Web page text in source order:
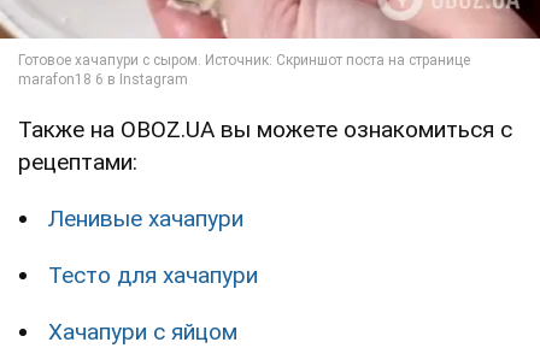
Также на OBOZ.UA вы можете ознакомиться с
рецептами:
Ленивые хачапури
Тесто для хачапури
Хачапури с яйцом